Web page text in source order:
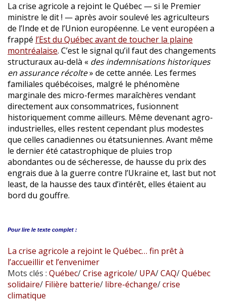
La crise agricole a rejoint le Québec — si le Premier
ministre le dit ! — après avoir soulevé les agriculteurs
de l’Inde et de l’Union européenne. Le vent européen a
frappé l’Est du Québec avant de toucher la plaine
montréalaise. C’est le signal qu’il faut des changements
structuraux au-delà « des indemnisations historiques
en assurance récolte» de cette année. Les fermes
familiales québécoises, malgré le phénomène
marginale des micro-fermes maraîchères vendant
directement aux consommatrices, fusionnent
historiquement comme ailleurs. Même devenant agro-
industrielles, elles restent cependant plus modestes
que celles canadiennes ou étatsuniennes. Avant même
le dernier été catastrophique de pluies trop
abondantes ou de sécheresse, de hausse du prix des
engrais due à la guerre contre l’Ukraine et, last but not
least, de la hausse des taux d’intérêt, elles étaient au
bord du gouffre.
Pour lire le texte complet :
La crise agricole a rejoint le Québec… fin prêt à
l’accueillir et l’envenimer
Mots clés : Québec/Crise agricole/ UPA/CAQ/Québec
solidaire/ Filière batterie/ libre-échange/crise
climatique